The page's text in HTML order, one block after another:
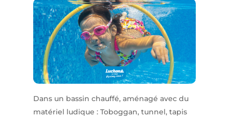
Dans un bassin chauffé, aménagé avec du
matériel ludique : Toboggan, tunnel, tapis